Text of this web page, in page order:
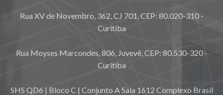
Rua XV de Novembro, 362, CJ 701, CEP: 80.020-310 -
Curitiba
Rua Moyses Marcondes, 806, Juvevê, CEP: 80.530-320 -
Curitiba
SHS QD6 | Bloco C | Conjunto A Sala 1612 Complexo Brasil